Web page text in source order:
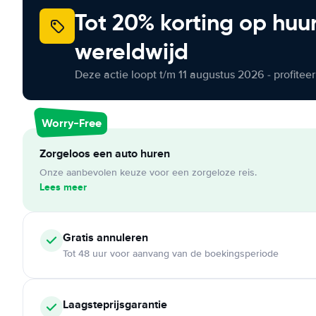
Tot 20% korting op
wereldwijd
Deze actie loopt t/m 11 augustus 2026 -
Worry-Free
Zorgeloos een auto huren
Onze aanbevolen keuze voor een zorgeloze reis.
Lees meer
Gratis annuleren
Tot 48 uur voor aanvang van de boekingsperiode
Laagsteprijsgarantie